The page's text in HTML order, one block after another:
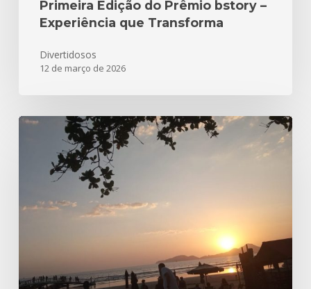
Primeira Edição do Prêmio bstory –
Experiência que Transforma
Divertidosos
12 de março de 2026
Parabéns
está